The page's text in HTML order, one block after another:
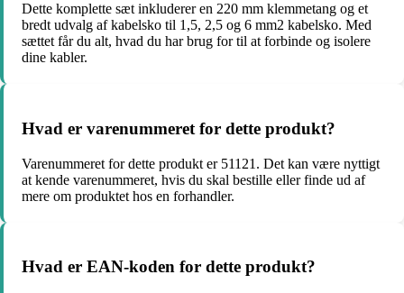
Dette komplette sæt inkluderer en 220 mm klemmetang og et
bredt udvalg af kabelsko til 1,5, 2,5 og 6 mm2 kabelsko. Med
sættet får du alt, hvad du har brug for til at forbinde og isolere
dine kabler.
Hvad er varenummeret for dette produkt?
Varenummeret for dette produkt er 51121. Det kan være nyttigt
at kende varenummeret, hvis du skal bestille eller finde ud af
mere om produktet hos en forhandler.
Hvad er EAN-koden for dette produkt?